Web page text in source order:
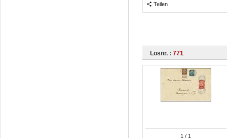
Teilen
Losnr. : 771
1 / 1